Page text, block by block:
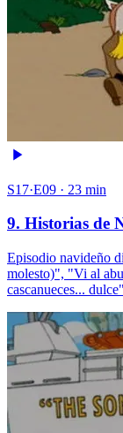
S17·E09 · 23 min
9. Historias de
Episodio navideño
molesto)", "Vi al
cascanueces... dulce"